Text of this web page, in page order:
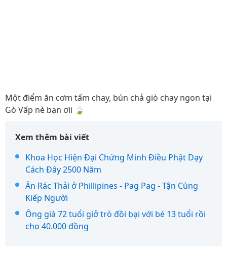
Một điểm ăn cơm tấm chay, bún chả giò chay ngon tại
Gò Vấp nè bạn ơii 🍃
Xem thêm bài viết
Khoa Học Hiện Đại Chứng Minh Điều Phật Dạy
Cách Đây 2500 Năm
Ăn Rác Thải ở Phillipines - Pag Pag - Tận Cùng
Kiếp Người
Ông già 72 tuổi giở trò đồi bại với bé 13 tuổi rồi
cho 40.000 đồng